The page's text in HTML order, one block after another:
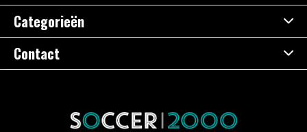
Categorieën
Contact